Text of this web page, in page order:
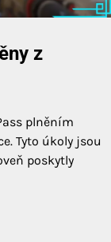
z
plněním
Tyto úkoly jsou
poskytly